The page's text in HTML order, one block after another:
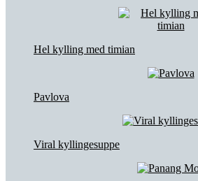
Hel kylling med timian
Pavlova
Viral kyllingesuppe